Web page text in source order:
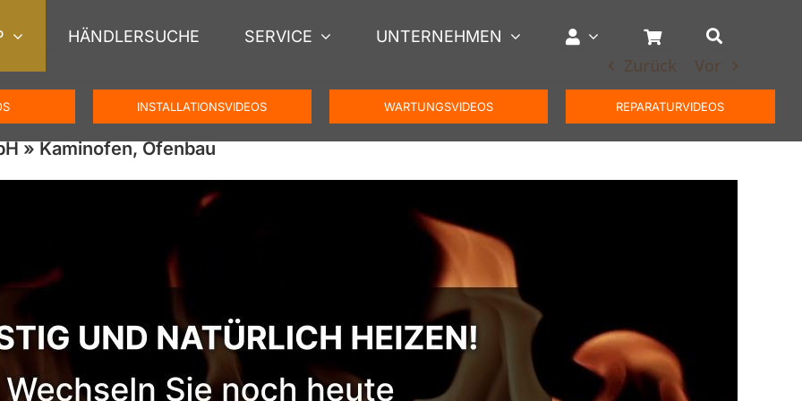
HÄNDLERSUCHE SERVICE UNTERNEHMEN
INSTALLATIONSVIDEOS WARTUNGSVIDEOS REPARATURVIDEOS
Zurück Vor
» Kaminofen, Ofenbau